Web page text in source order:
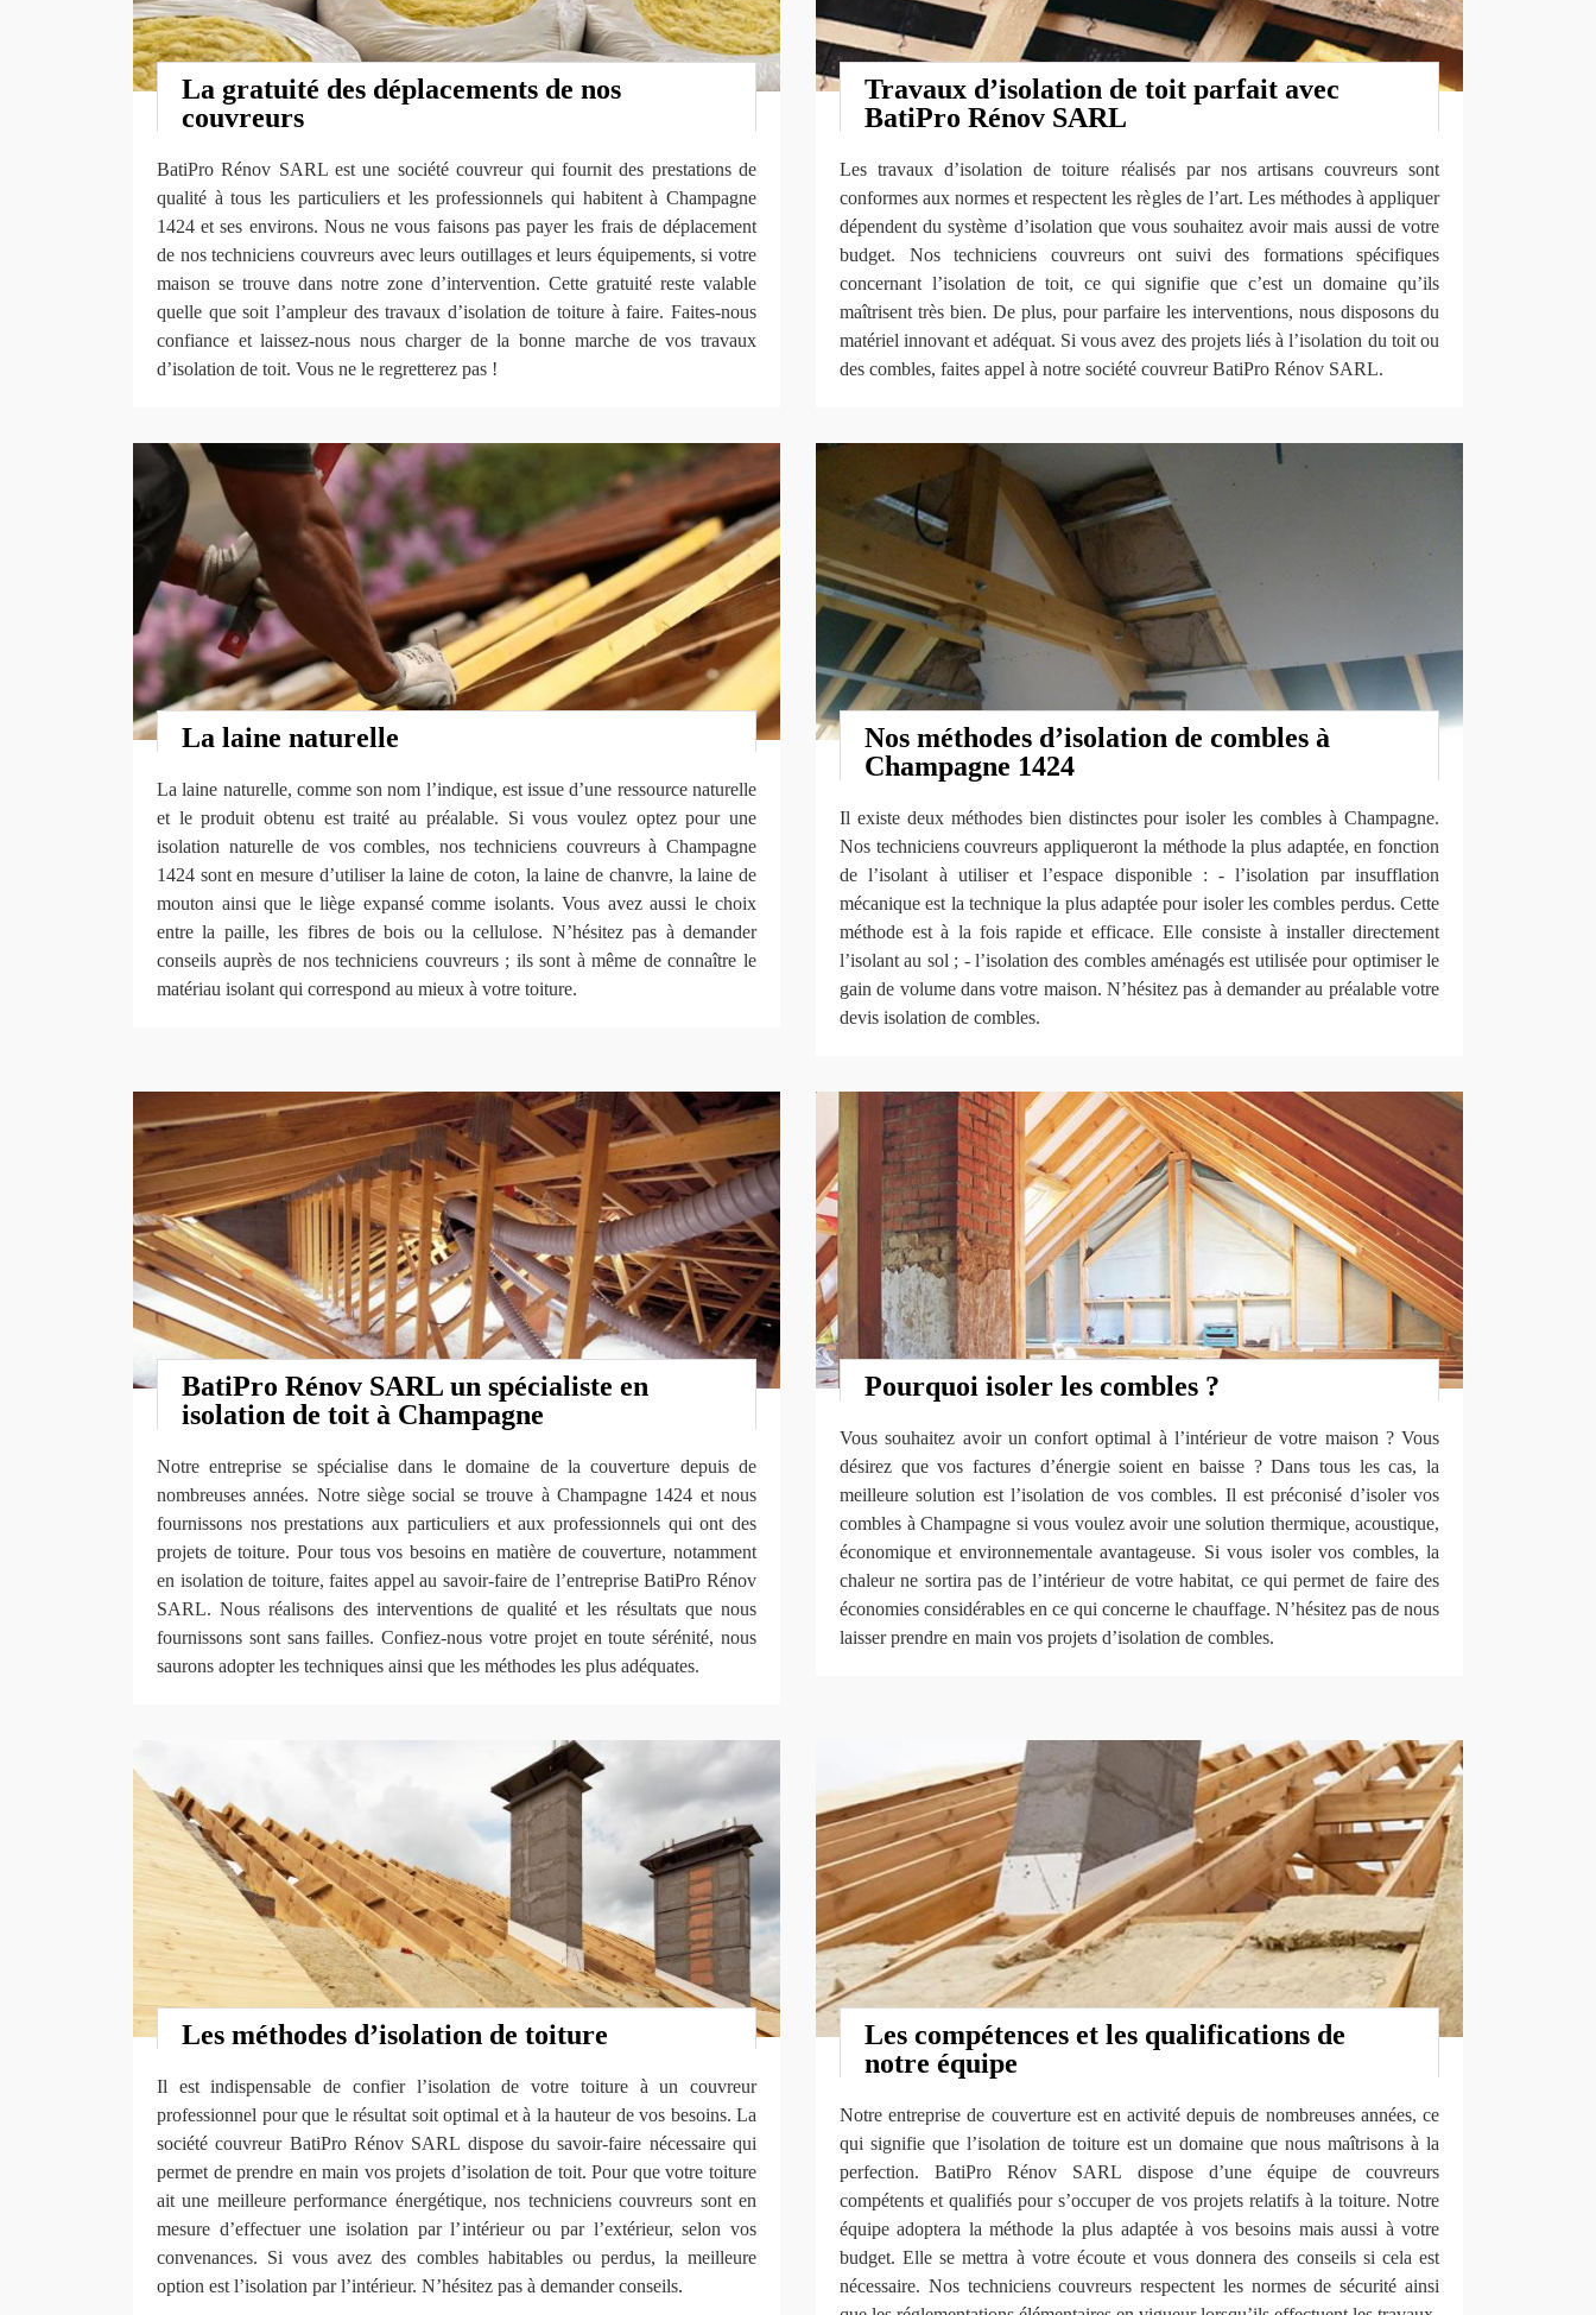
La gratuité des déplacements de nos
couvreurs
BatiPro Rénov SARL est une société couvreur qui fournit des prestations de
qualité à tous les particuliers et les professionnels qui habitent à Champagne
1424 et ses environs. Nous ne vous faisons pas payer les frais de déplacement
de nos techniciens couvreurs avec leurs outillages et leurs équipements, si votre
maison se trouve dans notre zone d’intervention. Cette gratuité reste valable
quelle que soit l’ampleur des travaux d’isolation de toiture à faire. Faites-nous
confiance et laissez-nous nous charger de la bonne marche de vos travaux
d’isolation de toit. Vous ne le regretterez pas !
Travaux d’isolation de toit parfait avec
BatiPro Rénov SARL
Les travaux d’isolation de toiture réalisés par nos artisans couvreurs sont
conformes aux normes et respectent les règles de l’art. Les méthodes à appliquer
dépendent du système d’isolation que vous souhaitez avoir mais aussi de votre
budget. Nos techniciens couvreurs ont suivi des formations spécifiques
concernant l’isolation de toit, ce qui signifie que c’est un domaine qu’ils
maîtrisent très bien. De plus, pour parfaire les interventions, nous disposons du
matériel innovant et adéquat. Si vous avez des projets liés à l’isolation du toit ou
des combles, faites appel à notre société couvreur BatiPro Rénov SARL.
La laine naturelle
La laine naturelle, comme son nom l’indique, est issue d’une ressource naturelle
et le produit obtenu est traité au préalable. Si vous voulez optez pour une
isolation naturelle de vos combles, nos techniciens couvreurs à Champagne
1424 sont en mesure d’utiliser la laine de coton, la laine de chanvre, la laine de
mouton ainsi que le liège expansé comme isolants. Vous avez aussi le choix
entre la paille, les fibres de bois ou la cellulose. N’hésitez pas à demander
conseils auprès de nos techniciens couvreurs ; ils sont à même de connaître le
matériau isolant qui correspond au mieux à votre toiture.
Nos méthodes d’isolation de combles à
Champagne 1424
Il existe deux méthodes bien distinctes pour isoler les combles à Champagne.
Nos techniciens couvreurs appliqueront la méthode la plus adaptée, en fonction
de l’isolant à utiliser et l’espace disponible : - l’isolation par insufflation
mécanique est la technique la plus adaptée pour isoler les combles perdus. Cette
méthode est à la fois rapide et efficace. Elle consiste à installer directement
l’isolant au sol ; - l’isolation des combles aménagés est utilisée pour optimiser le
gain de volume dans votre maison. N’hésitez pas à demander au préalable votre
devis isolation de combles.
BatiPro Rénov SARL un spécialiste en
isolation de toit à Champagne
Notre entreprise se spécialise dans le domaine de la couverture depuis de
nombreuses années. Notre siège social se trouve à Champagne 1424 et nous
fournissons nos prestations aux particuliers et aux professionnels qui ont des
projets de toiture. Pour tous vos besoins en matière de couverture, notamment
en isolation de toiture, faites appel au savoir-faire de l’entreprise BatiPro Rénov
SARL. Nous réalisons des interventions de qualité et les résultats que nous
fournissons sont sans failles. Confiez-nous votre projet en toute sérénité, nous
saurons adopter les techniques ainsi que les méthodes les plus adéquates.
Pourquoi isoler les combles ?
Vous souhaitez avoir un confort optimal à l’intérieur de votre maison ? Vous
désirez que vos factures d’énergie soient en baisse ? Dans tous les cas, la
meilleure solution est l’isolation de vos combles. Il est préconisé d’isoler vos
combles à Champagne si vous voulez avoir une solution thermique, acoustique,
économique et environnementale avantageuse. Si vous isoler vos combles, la
chaleur ne sortira pas de l’intérieur de votre habitat, ce qui permet de faire des
économies considérables en ce qui concerne le chauffage. N’hésitez pas de nous
laisser prendre en main vos projets d’isolation de combles.
Les méthodes d’isolation de toiture
Il est indispensable de confier l’isolation de votre toiture à un couvreur
professionnel pour que le résultat soit optimal et à la hauteur de vos besoins. La
société couvreur BatiPro Rénov SARL dispose du savoir-faire nécessaire qui
permet de prendre en main vos projets d’isolation de toit. Pour que votre toiture
ait une meilleure performance énergétique, nos techniciens couvreurs sont en
mesure d’effectuer une isolation par l’intérieur ou par l’extérieur, selon vos
convenances. Si vous avez des combles habitables ou perdus, la meilleure
option est l’isolation par l’intérieur. N’hésitez pas à demander conseils.
Les compétences et les qualifications de
notre équipe
Notre entreprise de couverture est en activité depuis de nombreuses années, ce
qui signifie que l’isolation de toiture est un domaine que nous maîtrisons à la
perfection. BatiPro Rénov SARL dispose d’une équipe de couvreurs
compétents et qualifiés pour s’occuper de vos projets relatifs à la toiture. Notre
équipe adoptera la méthode la plus adaptée à vos besoins mais aussi à votre
budget. Elle se mettra à votre écoute et vous donnera des conseils si cela est
nécessaire. Nos techniciens couvreurs respectent les normes de sécurité ainsi